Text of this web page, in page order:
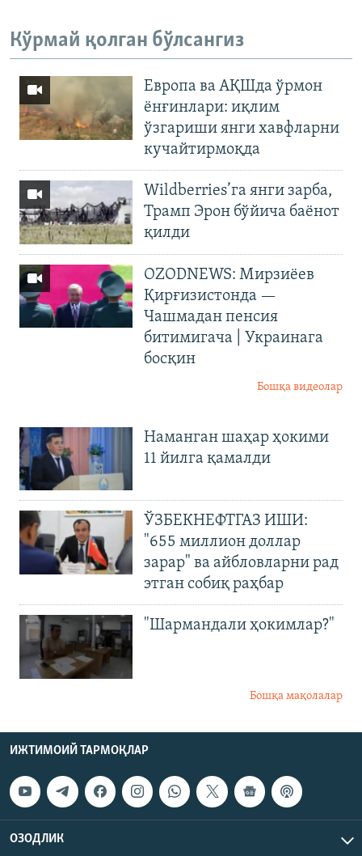
Кўрмай қолган бўлсангиз
Европа ва АҚШда ўрмон
ёнғинлари: иқлим
ўзгариши янги хавфларни
кучайтирмоқда
Wildberries’га янги зарба,
Трамп Эрон бўйича баёнот
қилди
OZODNEWS: Мирзиёев
Қирғизистонда —
Чашмадан пенсия
битимигача | Украинага
босқин
Бошқа видеолар
Наманган шаҳар ҳокими
11 йилга қамалди
ЎЗБЕКНЕФТГАЗ ИШИ:
"655 миллион доллар
зарар" ва айбловларни рад
этган собиқ раҳбар
"Шармандали ҳокимлар?"
Бошқа мақолалар
ИЖТИМОИЙ ТАРМОҚЛАР
ОЗОДЛИК